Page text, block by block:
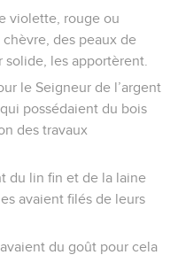
violette, rouge ou
des peaux de
les apportèrent.
le Seigneur de l’argent
possédaient du bois
des travaux
du lin fin et de la laine
avaient filés de leurs
du goût pour cela